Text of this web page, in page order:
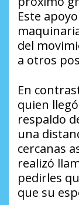
Este
del
a otros
En
quien
respaldo
una
cercanas
realizó
pedirles
que su